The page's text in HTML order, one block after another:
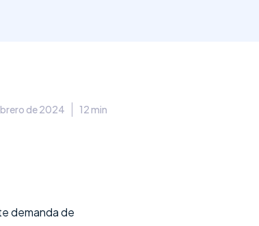
de 2024 12 min
demanda de